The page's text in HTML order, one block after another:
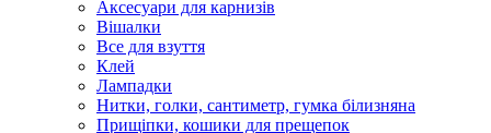
Аксесуари для карнизів
Вішалки
Все для взуття
Клей
Лампадки
Нитки, голки, сантиметр, гумка білизняна
Прищіпки, кошики для прещепок